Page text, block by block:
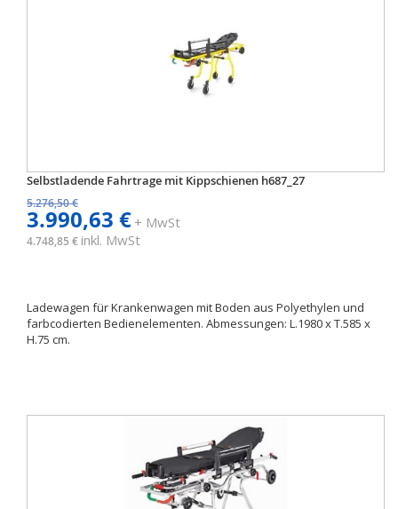
Selbstladende Fahrtrage mit Kippschienen h687_27
5.276,50 €
3.990,63 €+ MwSt
4.748,85 € inkl. MwSt
Ladewagen für Krankenwagen mit Boden aus Polyethylen und
farbcodierten Bedienelementen. Abmessungen: L.1980 x T.585 x
H.75 cm.